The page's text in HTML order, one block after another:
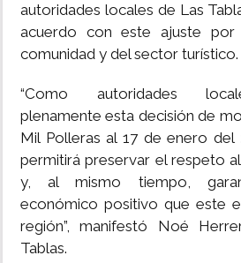
autoridades locales de Las
acuerdo con este ajuste
comunidad y del sector turístico.
“Como autoridades
plenamente esta decisión de
Mil Polleras al 17 de enero
permitirá preservar el respeto
y, al mismo tiempo,
económico positivo que este
región”, manifestó Noé
Tablas.